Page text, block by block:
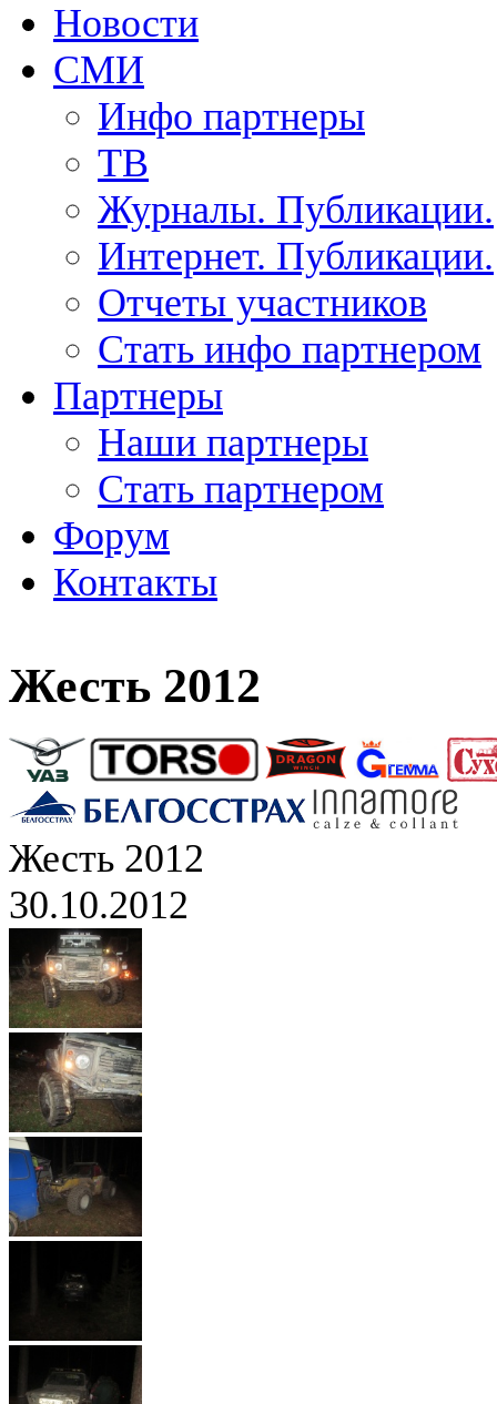
Новости
СМИ
Инфо партнеры
ТВ
Журналы. Публикации.
Интернет. Публикации.
Отчеты участников
Стать инфо партнером
Партнеры
Наши партнеры
Стать партнером
Форум
Контакты
Жесть 2012
Жесть 2012
30.10.2012